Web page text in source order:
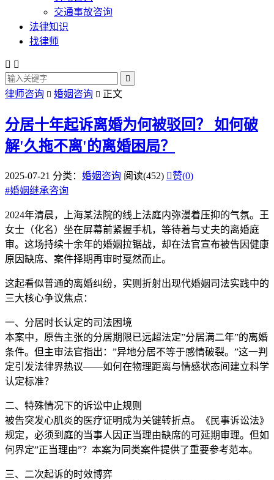
交通事故咨询
法律知识
找律师
 

律师咨询  婚姻咨询  正文
分居十年起诉离婚为何被驳回？ 如何破
解'久拖不离'的离婚困局？
2025-07-21 分类： 婚姻咨询 阅读(452) 赞(0)
#婚姻继承咨询
2024年清晨，上海某法院的线上法庭内弥漫着压抑的气氛。王
女士（化名）坐在屏幕前紧握手机，等待着与丈夫的离婚庭
审。这场持续十余年的婚姻拉锯战，却在法官宣布被告因健康
原因缺席、案件择期再审时戛然而止。
这起看似普通的离婚纠纷，实则折射出现代婚姻司法实践中的
三大核心争议焦点：
一、分居时长认定的司法困境
本案中，原告主张的分居期限已远超法定”分居满二年”的离婚
条件。但主审法官指出：”异地分居不等于感情破裂。”这一判
定引发法律界热议——如何在物理距离与情感状态间建立科学
认定标准？
二、特殊情况下的诉讼中止规则
被告突发心肌炎的医疗证明成为关键转折点。《民事诉讼法》
规定，必须到庭的当事人因正当理由缺席的可延期审理。但如
何界定”正当理由”？本案为同类案件提供了重要参考范本。
三、二次起诉的时效博弈